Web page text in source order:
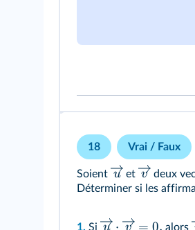
18 Vrai / Faux
Soient u et v deux
Déterminer si les
1. Si ⋅ = 0, alors